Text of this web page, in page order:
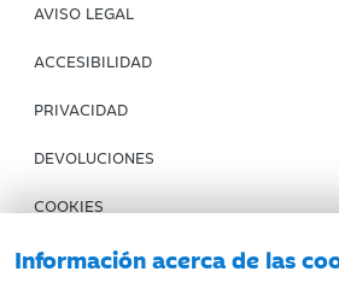
Información acerca de las
AVISO LEGAL
ACCESIBILIDAD
PRIVACIDAD
DEVOLUCIONES
COOKIES
CONDICIONES DE COMPRA